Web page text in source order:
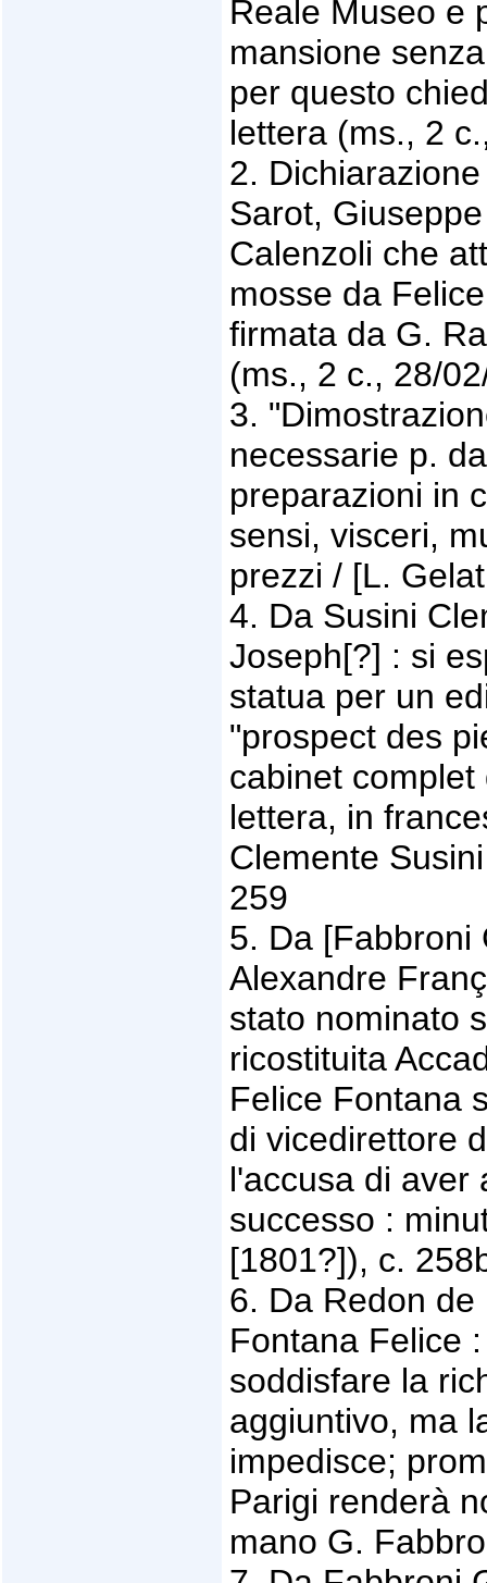
Reale Museo e
mansione
per questo
lettera (ms., 2
2.
Sarot,
Calenzoli che
mosse da
firmata da G.
(ms., 2 c., 28/
3.
necessarie p.
preparazioni in
sensi, visceri,
prezzi / [L.
4. Da Susini
Joseph[?] : si
statua per un
"prospect des
cabinet
lettera, in
Clemente
259
5. Da [Fabbroni
Alexandre
stato nominato
ricostituita
Felice Fontana
di vicedirettore
l'accusa di aver
successo :
[1801?]), c.
6. Da Redon
Fontana Felice
soddisfare la
aggiuntivo, ma
impedisce;
Parigi renderà
mano G.